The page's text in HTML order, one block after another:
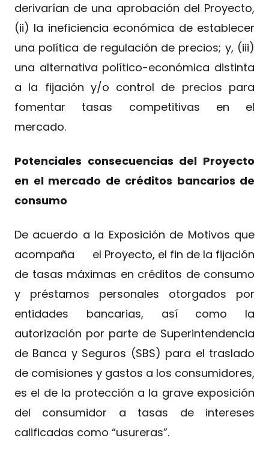
derivarían de una aprobación del Proyecto,
(ii) la ineficiencia económica de establecer
una política de regulación de precios; y, (iii)
una alternativa político-económica distinta
a la fijación y/o control de precios para
fomentar tasas competitivas en el
mercado.
Potenciales consecuencias del Proyecto
en el mercado de créditos bancarios de
consumo
De acuerdo a la Exposición de Motivos que
acompaña el Proyecto, el fin de la fijación
de tasas máximas en créditos de consumo
y préstamos personales otorgados por
entidades bancarias, así como la
autorización por parte de Superintendencia
de Banca y Seguros (SBS) para el traslado
de comisiones y gastos a los consumidores,
es el de la protección a la grave exposición
del consumidor a tasas de intereses
calificadas como “usureras”.